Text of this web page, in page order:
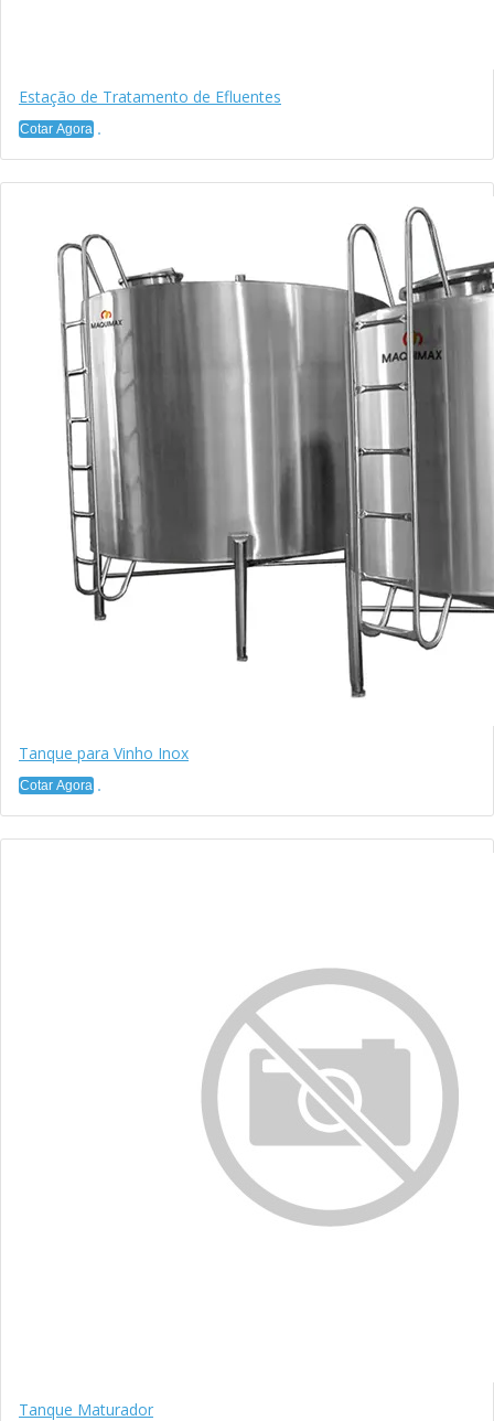
Estação de Tratamento de Efluentes
Cotar Agora
Tanque para Vinho Inox
Cotar Agora
Tanque Maturador